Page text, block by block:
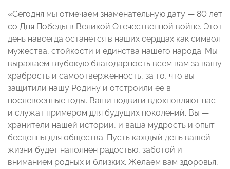
«Сегодня мы отмечаем знаменательную дату — 80 лет
со Дня Победы в Великой Отечественной войне. Этот
день навсегда останется в наших сердцах как символ
мужества, стойкости и единства нашего народа. Мы
выражаем глубокую благодарность всем вам за вашу
храбрость и самоотверженность, за то, что вы
защитили нашу Родину и отстроили ее в
послевоенные годы. Ваши подвиги вдохновляют нас
и служат примером для будущих поколений. Вы —
хранители нашей истории, и ваша мудрость и опыт
бесценны для общества. Пусть каждый день вашей
жизни будет наполнен радостью, заботой и
вниманием родных и близких. Желаем вам здоровья,